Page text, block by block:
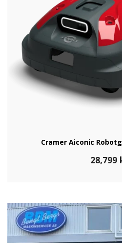
Cramer Aiconic
28,799